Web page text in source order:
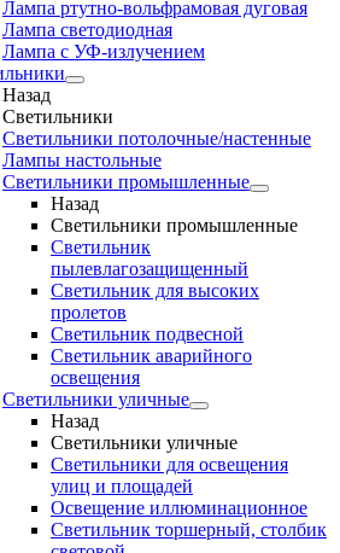
Лампа ртутно-вольфрамовая дуговая
Лампа светодиодная
Лампа с УФ-излучением
Назад
Светильники
Светильники потолочные/настенные
Лампы настольные
Светильники промышленные
Назад
Светильники промышленные
Светильник
пылевлагозащищенный
Светильник для высоких
пролетов
Светильник подвесной
Светильник аварийного
освещения
Светильники уличные
Назад
Светильники уличные
Светильники для освещения
улиц и площадей
Освещение иллюминационное
Светильник торшерный, столбик